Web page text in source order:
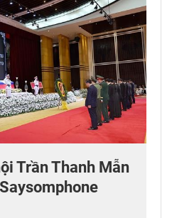
Trần Thanh Mẫn